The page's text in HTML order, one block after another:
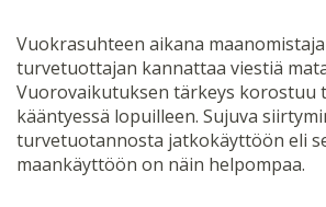
Vuokrasuhteen aikana
turvetuottajan kannattaa viestiä
Vuorovaikutuksen tärkeys korostuu
kääntyessä lopuilleen. Sujuva
turvetuotannosta jatkokäyttöön eli
maankäyttöön on näin helpompaa.